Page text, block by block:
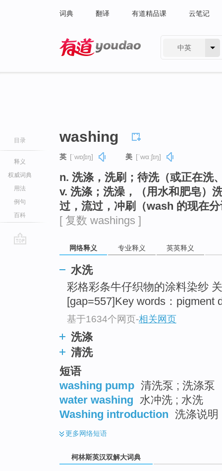
词典 翻译 有道精品课 云笔记
中英
目录
释义
权威词典
用法
例句
百科
washing
英 [ˈwɒʃɪŋ] 美 [ˈwɑːʃɪŋ]
n. 洗涤，洗刷；待洗（或正在洗
v. 洗涤；洗澡，（用水和肥皂）
过，流过，冲刷（wash 的现在
[ 复数 washings ]
网络释义 专业释义 英英释义
水洗
彩格彩条牛仔织物的涂料染纱
[gap=557]Key words：pigment
基于1634个网页-相关网页
洗涤
清洗
短语
washing pump 清洗泵 ; 洗涤泵
water washing 水冲洗 ; 水洗
Washing introduction 洗涤说明
更多网络短语
柯林斯英汉双解大词典